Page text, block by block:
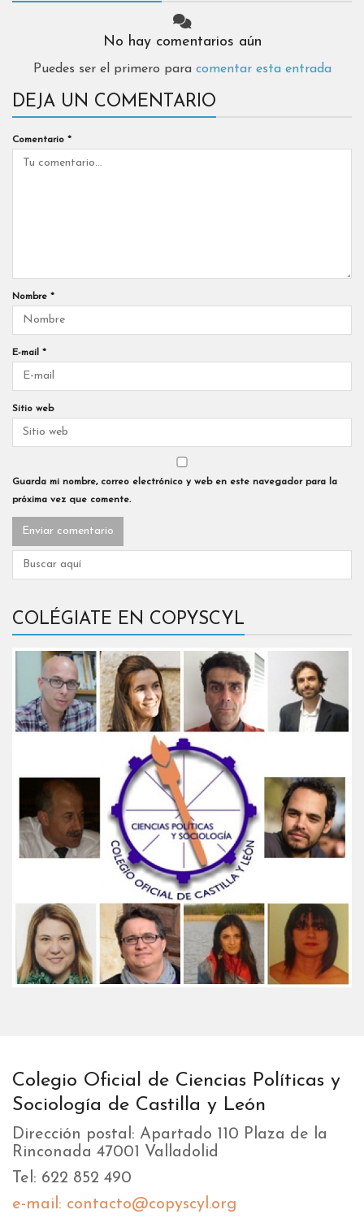
No hay comentarios aún
Puedes ser el primero para comentar esta entrada
DEJA UN COMENTARIO
Comentario *
Nombre *
E-mail *
Sitio web
Guarda mi nombre, correo electrónico y web en este navegador para la
próxima vez que comente.
COLÉGIATE EN COPYSCYL
Colegio Oficial de Ciencias Políticas y
Sociología de Castilla y León
Dirección postal: Apartado 110 Plaza de la
Rinconada 47001 Valladolid
Tel: 622 852 490
e-mail: contacto@copyscyl.org